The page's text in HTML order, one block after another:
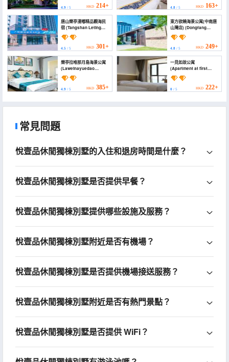
4.9 / 5 HKD 214+ 4.8/ 5 HKD 163+
唐山樂亭漫嘟精品觀海民
宿 (Tangshan Leting
Manxu Boutique
Seaview Homestay)
4.5 / 5 HKD 301+
東方欲曉海景公寓(中南唐
山灣店) (Dongfang
Yuxiao Seaview
Apartment (Zhongnan
Tangshanwan Branch))
4.8/ 5 HKD 249+
樂亭拉唯那月島海景公寓
(Laweinayuedao
Haijing Apartment)
4.9 / 5 HKD 385+
一見如故公寓
(Apartment at first
sight)
0/ 5 HKD 222+
常見問題
悅壹品休閒獨棟別墅的入住和退房時間是什麼？
悅壹品休閒獨棟別墅是否提供早餐？
悅壹品休閒獨棟別墅提供哪些設施及服務？
悅壹品休閒獨棟別墅附近是否有機場？
悅壹品休閒獨棟別墅是否提供機場接送服務？
悅壹品休閒獨棟別墅附近是否有熱門景點？
悅壹品休閒獨棟別墅是否提供 WiFi？